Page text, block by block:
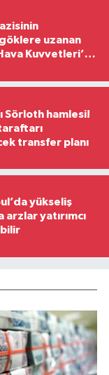
uzanan
Kuvvetleri’nin
Sörloth hamlesi!
transfer planı
yükseliş
arzlar yatırımcı